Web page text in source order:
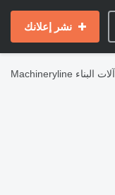
نشر إعلانك
Machineryline آلات البناء